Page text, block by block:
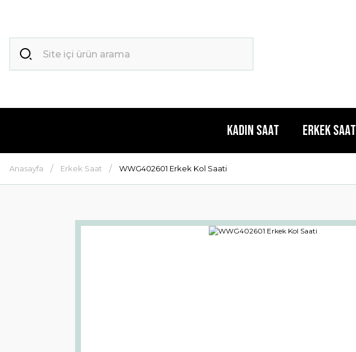
Kadın Saat Erkek Saat
Anasayfa Erkek Saat WWG402601 Erkek Kol Saati